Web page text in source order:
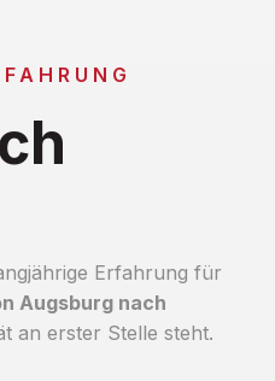
Erfahrung für
Augsburg nach
an erster Stelle steht.